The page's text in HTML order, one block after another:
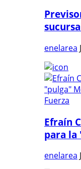
enelarea
Efraín
para la
enelarea